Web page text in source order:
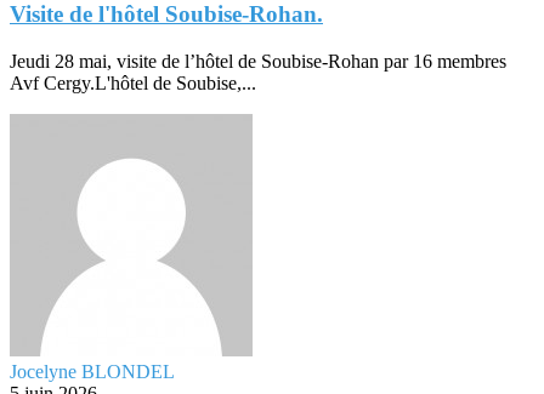
Visite de l'hôtel Soubise-Rohan.
Jeudi 28 mai, visite de l’hôtel de Soubise-Rohan par 16 membres
Avf Cergy.L'hôtel de Soubise,...
Jocelyne BLONDEL